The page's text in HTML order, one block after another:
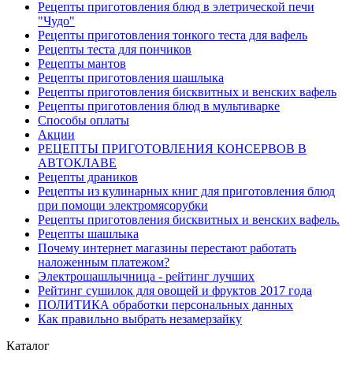
Рецепты приготовления блюд в элетрической печи
"Чудо"
Рецепты приготовления тонкого теста для вафель
Рецепты теста для пончиков
Рецепты мантов
Рецепты приготовления шашлыка
Рецепты приготовления бисквитных и венских вафель
Рецепты приготовления блюд в мультиварке
Способы оплаты
Акции
РЕЦЕПТЫ ПРИГОТОВЛЕНИЯ КОНСЕРВОВ В
АВТОКЛАВЕ
Рецепты драников
Рецепты из кулинарных книг для приготовления блюд
при помощи электромясорубки
Рецепты приготовления бисквитных и венских вафель.
Рецепты шашлыка
Почему интернет магазины перестают работать
наложенным платежом?
Электрошашлычница - рейтинг лучших
Рейтинг сушилок для овощей и фруктов 2017 года
ПОЛИТИКА обработки персональных данных
Как правильно выбрать незамерзайку
Каталог